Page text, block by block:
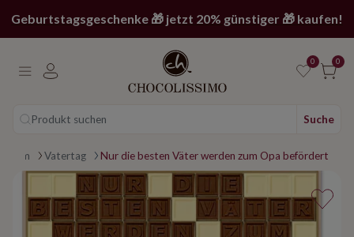
Geburtstagsgeschenke 🎁 jetzt 20% günstiger 🎁 kaufen!
0 0
Produkt suchen Suche
Vatertag Nur die besten Väter werden zum Opa befördert